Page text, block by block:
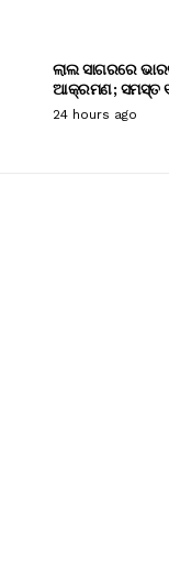
ଲାଲ ସାଗରରେ
ଆକ୍ରମଣ; ସମସ୍ତ
24 hours ago